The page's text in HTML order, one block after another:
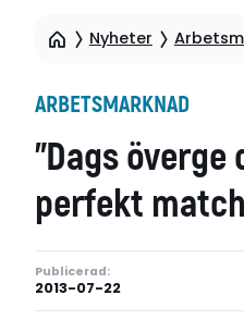
Nyheter
ARBETSMARKNAD
”Dags
perfekt
Publicerad:
2013-07-22